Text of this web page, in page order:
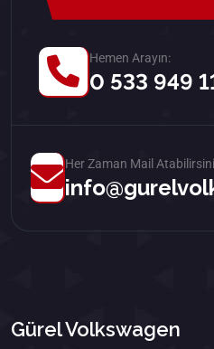
Hemen Arayın:
0 533 949
Her Zaman Mail
Gürel Volkswagen